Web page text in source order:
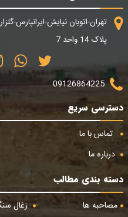
تهران-اتوبان نیایش-
پلاک 14 واحد 7
09126864225
دسترسی سریع
تماس با ما
درباره ما
دسته بندی مطالب
مصاحبه ها
زغال